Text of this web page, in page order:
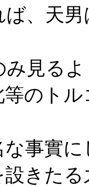
、天
み見る
のト
事實
きた